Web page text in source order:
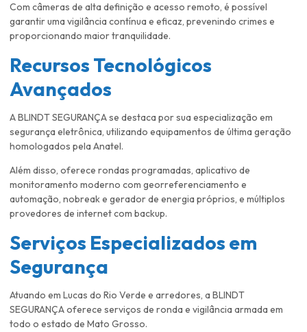
Com câmeras de alta definição e acesso remoto, é possível
garantir uma vigilância contínua e eficaz, prevenindo crimes e
proporcionando maior tranquilidade.
Recursos Tecnológicos
Avançados
A BLINDT SEGURANÇA se destaca por sua especialização em
segurança eletrônica, utilizando equipamentos de última geração
homologados pela Anatel.
Além disso, oferece rondas programadas, aplicativo de
monitoramento moderno com georreferenciamento e
automação, nobreak e gerador de energia próprios, e múltiplos
provedores de internet com backup.
Serviços Especializados em
Segurança
Atuando em Lucas do Rio Verde e arredores, a BLINDT
SEGURANÇA oferece serviços de ronda e vigilância armada em
todo o estado de Mato Grosso.